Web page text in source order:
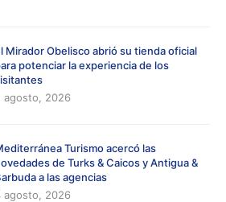
Mirador Obelisco abrió su tienda oficial
potenciar la experiencia de los
agosto, 2026
Turismo acercó las
de Turks & Caicos y Antigua &
a las agencias
agosto, 2026